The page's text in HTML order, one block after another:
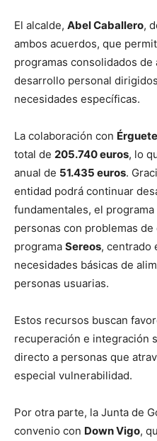
El alcalde, Abel Caballero,
ambos acuerdos, que
programas consolidados
desarrollo personal
necesidades específicas.
La colaboración con Érguete
total de 205.740 euros, lo
anual de 51.435 euros.
entidad podrá continuar
fundamentales, el
personas con problemas
programa Sereos, centrado
necesidades básicas de
personas usuarias.
Estos recursos buscan
recuperación e integración
directo a personas que
especial vulnerabilidad.
Por otra parte, la Junta de
convenio con Down Vigo,